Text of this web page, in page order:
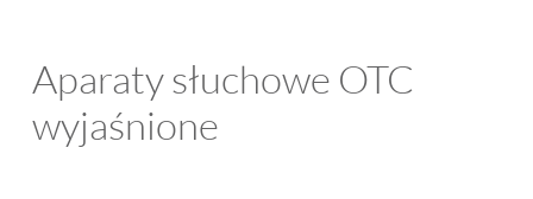
Aparaty słuchowe OTC
wyjaśnione